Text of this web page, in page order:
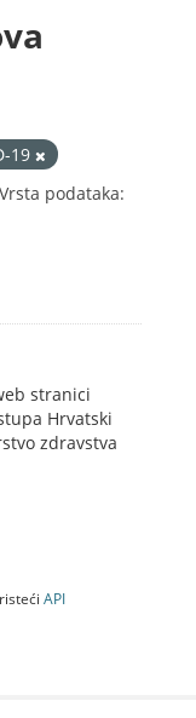
19
Vrsta podataka:
stranici
Hrvatski
zdravstva
API